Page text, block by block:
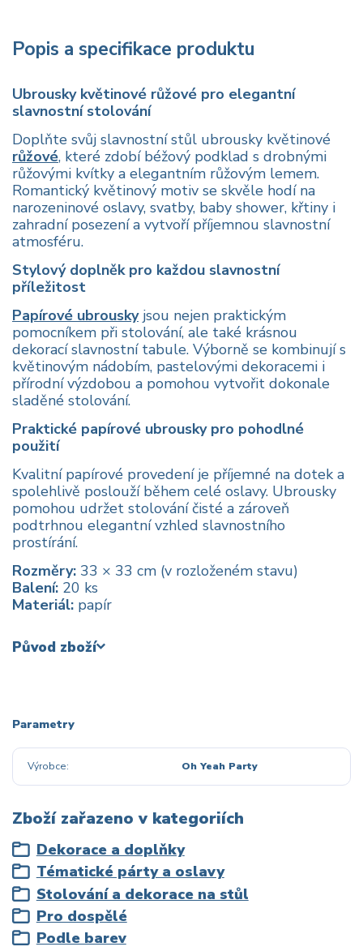
Popis a specifikace produktu
Ubrousky květinové růžové pro elegantní
slavnostní stolování
Doplňte svůj slavnostní stůl ubrousky květinové
růžové, které zdobí béžový podklad s drobnými
růžovými kvítky a elegantním růžovým lemem.
Romantický květinový motiv se skvěle hodí na
narozeninové oslavy, svatby, baby shower, křtiny i
zahradní posezení a vytvoří příjemnou slavnostní
atmosféru.
Stylový doplněk pro každou slavnostní
příležitost
Papírové ubrouskyjsou nejen praktickým
pomocníkem při stolování, ale také krásnou
dekorací slavnostní tabule. Výborně se kombinují s
květinovým nádobím, pastelovými dekoracemi i
přírodní výzdobou a pomohou vytvořit dokonale
sladěné stolování.
Praktické papírové ubrousky pro pohodlné
použití
Kvalitní papírové provedení je příjemné na dotek a
spolehlivě poslouží během celé oslavy. Ubrousky
pomohou udržet stolování čisté a zároveň
podtrhnou elegantní vzhled slavnostního
prostírání.
Rozměry: 33 × 33 cm (v rozloženém stavu)
Balení: 20 ks
Materiál: papír
Původ zboží
Parametry
Výrobce Oh Yeah Party
Zboží zařazeno v kategoriích
Dekorace a doplňky
Tématické párty a oslavy
Stolování a dekorace na stůl
Pro dospělé
Podle barev